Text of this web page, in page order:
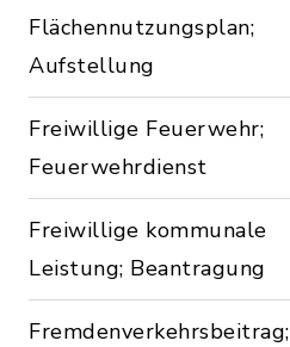
Flächennutzungsplan;
Aufstellung
Freiwillige Feuerwehr;
Feuerwehrdienst
Freiwillige kommunale
Leistung; Beantragung
Fremdenverkehrsbeitrag;